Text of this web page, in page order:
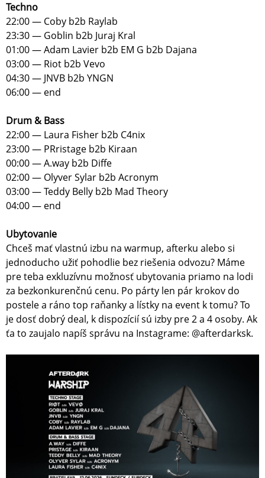
Techno
22:00 — Coby b2b Raylab
23:30 — Goblin b2b Juraj Kral
01:00 — Adam Lavier b2b EM G b2b Dajana
03:00 — Riot b2b Vevo
04:30 — JNVB b2b YNGN
06:00 — end
Drum & Bass
22:00 — Laura Fisher b2b C4nix
23:00 — PRristage b2b Kiraan
00:00 — A.way b2b Diffe
02:00 — Olyver Sylar b2b Acronym
03:00 — Teddy Belly b2b Mad Theory
04:00 — end
Ubytovanie
Chceš mať vlastnú izbu na warmup, afterku alebo si
jednoducho užiť pohodlie bez riešenia odvozu? Máme
pre teba exkluzívnu možnosť ubytovania priamo na lodi
za bezkonkurenčnú cenu. Po párty len pár krokov do
postele a ráno top raňanky a lístky na event k tomu? To
je dosť dobrý deal, k dispozícií sú izby pre 2 a 4 osoby. Ak
ťa to zaujalo napíš správu na Instagrame: @afterdarksk.